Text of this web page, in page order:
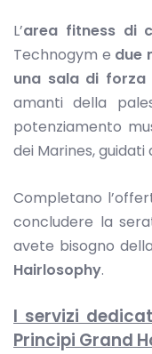
L’area fitness di
Technogym e due
una sala di forza
amanti della
potenziamento
dei Marines,
Completano
concludere la
avete bisogno
Hairlosophy.
I servizi
Principi Grand